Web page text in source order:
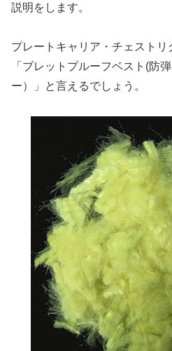
説明をします。
プレートキャリア・チェスト
「ブレットプルーフベスト(防
ー）」と言えるでしょう。